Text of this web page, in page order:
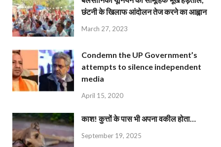
छंटनी के खिलाफ आंदोलन तेज करने का आह्वान
March 27, 2023
Condemn the UP Government’s
attempts to silence independent
media
April 15, 2020
काश! कुत्तों के पास भी अपना वकील होता…
September 19, 2025